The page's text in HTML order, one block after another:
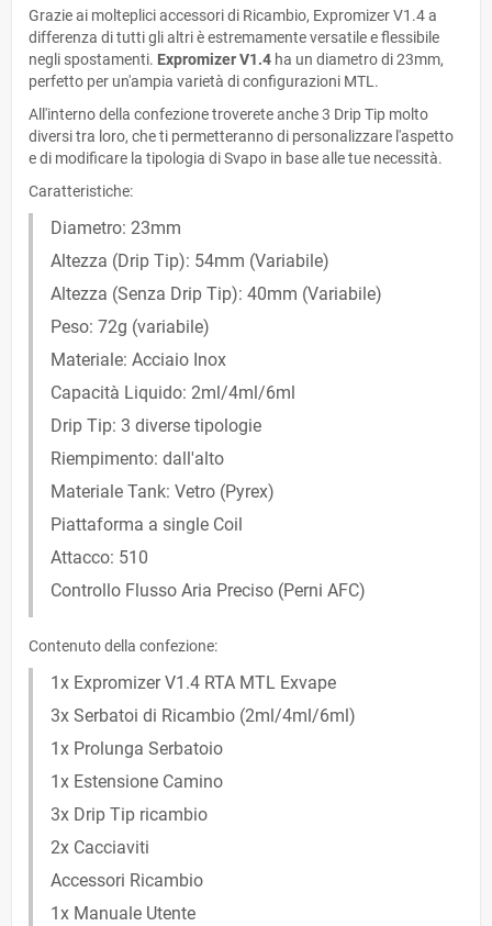
Grazie ai molteplici accessori di Ricambio, Expromizer V1.4 a
differenza di tutti gli altri è estremamente versatile e flessibile
negli spostamenti. Expromizer V1.4 ha un diametro di 23mm,
perfetto per un'ampia varietà di configurazioni MTL.
All'interno della confezione troverete anche 3 Drip Tip molto
diversi tra loro, che ti permetteranno di personalizzare l'aspetto
e di modificare la tipologia di Svapo in base alle tue necessità.
Caratteristiche:
Diametro: 23mm
Altezza (Drip Tip): 54mm (Variabile)
Altezza (Senza Drip Tip): 40mm (Variabile)
Peso: 72g (variabile)
Materiale: Acciaio Inox
Capacità Liquido: 2ml/4ml/6ml
Drip Tip: 3 diverse tipologie
Riempimento: dall'alto
Materiale Tank: Vetro (Pyrex)
Piattaforma a single Coil
Attacco: 510
Controllo Flusso Aria Preciso (Perni AFC)
Contenuto della confezione:
1x Expromizer V1.4 RTA MTL Exvape
3x Serbatoi di Ricambio (2ml/4ml/6ml)
1x Prolunga Serbatoio
1x Estensione Camino
3x Drip Tip ricambio
2x Cacciaviti
Accessori Ricambio
1x Manuale Utente